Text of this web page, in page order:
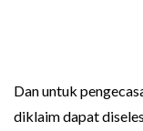
Dan untuk
diklaim dapat